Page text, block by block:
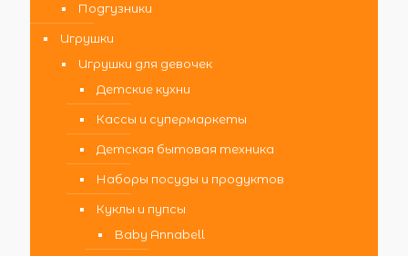
Подгузники
Игрушки
Игрушки для девочек
Детские кухни
Кассы и супермаркеты
Детская бытовая техника
Наборы посуды и продуктов
Куклы и пупсы
Baby Annabell